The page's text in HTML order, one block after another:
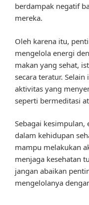
berdampak negatif
mereka.
Oleh karena itu,
mengelola energi
makan yang sehat,
secara teratur.
aktivitas yang
seperti bermeditasi
Sebagai
dalam kehidupan
mampu melakukan
menjaga kesehatan
jangan abaikan
mengelolanya